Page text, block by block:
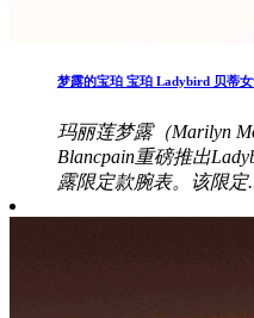
梦露的宝珀 宝珀 Ladybird 贝蒂
玛丽莲梦露（Marilyn
Blancpain重磅推出
露限定款腕表。该限定